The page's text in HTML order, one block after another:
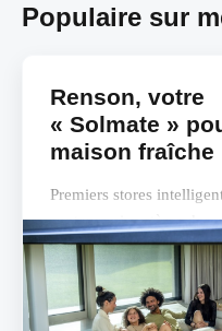
Populaire sur
Renson, votre
« Solmate »
maison fraîche
Premiers stores
capteurs ni système